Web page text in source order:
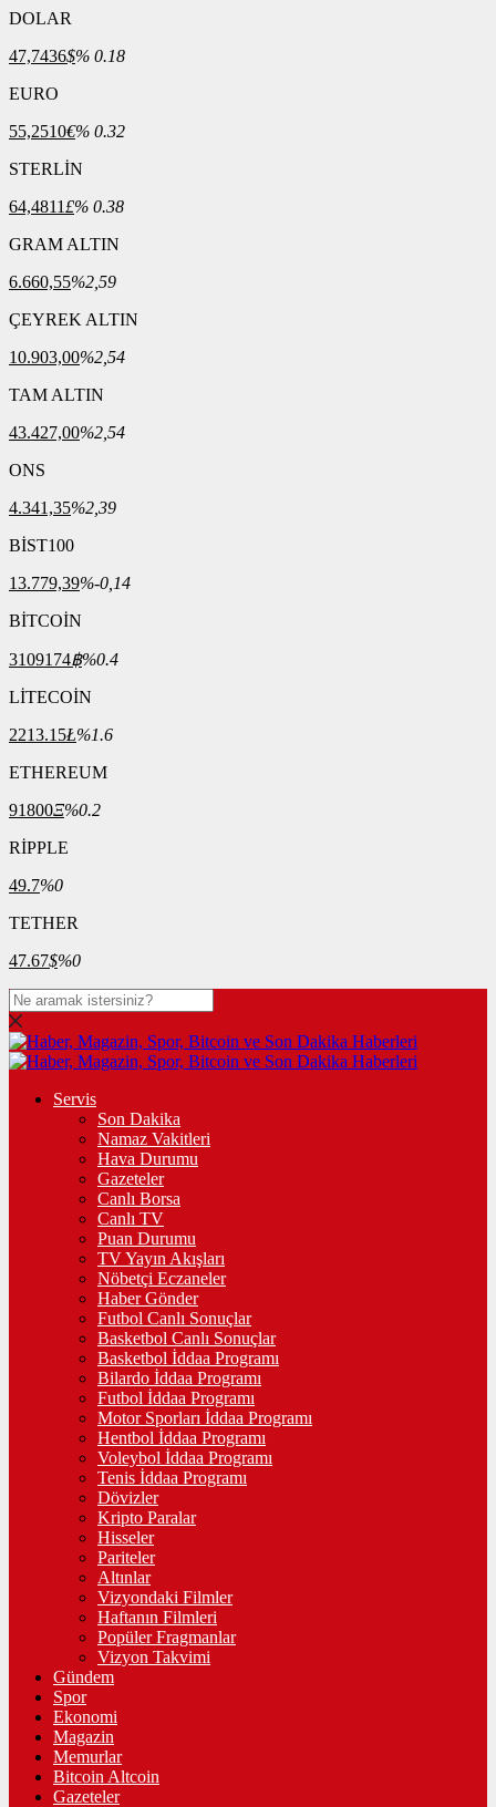
DOLAR
47,7436$% 0.18
EURO
55,2510€% 0.32
STERLİN
64,4811£% 0.38
GRAM ALTIN
6.660,55%2,59
ÇEYREK ALTIN
10.903,00%2,54
TAM ALTIN
43.427,00%2,54
ONS
4.341,35%2,39
BİST100
13.779,39%-0,14
BİTCOİN
3109174฿%0.4
LİTECOİN
2213.15Ł%1.6
ETHEREUM
91800Ξ%0.2
RİPPLE
49.7%0
TETHER
47.67$%0
Servis
Son Dakika
Namaz Vakitleri
Hava Durumu
Gazeteler
Canlı Borsa
Canlı TV
Puan Durumu
TV Yayın Akışları
Nöbetçi Eczaneler
Haber Gönder
Futbol Canlı Sonuçlar
Basketbol Canlı Sonuçlar
Basketbol İddaa Programı
Bilardo İddaa Programı
Futbol İddaa Programı
Motor Sporları İddaa Programı
Hentbol İddaa Programı
Voleybol İddaa Programı
Tenis İddaa Programı
Dövizler
Kripto Paralar
Hisseler
Pariteler
Altınlar
Vizyondaki Filmler
Haftanın Filmleri
Popüler Fragmanlar
Vizyon Takvimi
Gündem
Spor
Ekonomi
Magazin
Memurlar
Bitcoin Altcoin
Gazeteler